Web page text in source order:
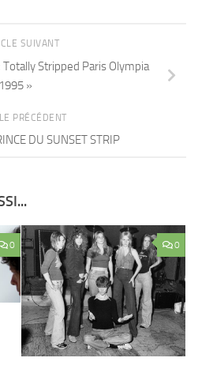
SUIVANT
Totally Stripped Paris Olympia
1995 »
PRÉCÉDENT
DU SUNSET STRIP
0 0